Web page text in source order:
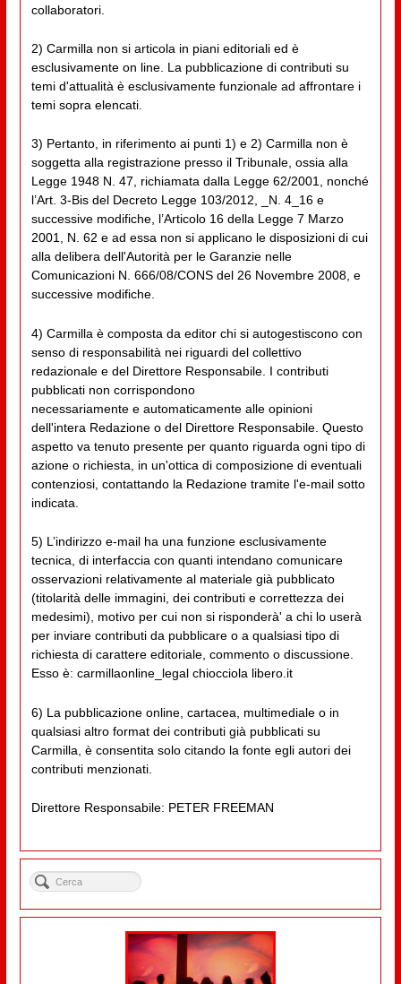
collaboratori.
2) Carmilla non si articola in piani editoriali ed è
esclusivamente on line. La pubblicazione di contributi su
temi d'attualità è esclusivamente funzionale ad affrontare i
temi sopra elencati.
3) Pertanto, in riferimento ai punti 1) e 2) Carmilla non è
soggetta alla registrazione presso il Tribunale, ossia alla
Legge 1948 N. 47, richiamata dalla Legge 62/2001, nonché
l’Art. 3-Bis del Decreto Legge 103/2012, _N. 4_16 e
successive modifiche, l’Articolo 16 della Legge 7 Marzo
2001, N. 62 e ad essa non si applicano le disposizioni di cui
alla delibera dell'Autorità per le Garanzie nelle
Comunicazioni N. 666/08/CONS del 26 Novembre 2008, e
successive modifiche.
4) Carmilla è composta da editor chi si autogestiscono con
senso di responsabilità nei riguardi del collettivo
redazionale e del Direttore Responsabile. I contributi
pubblicati non corrispondono
necessariamente e automaticamente alle opinioni
dell'intera Redazione o del Direttore Responsabile. Questo
aspetto va tenuto presente per quanto riguarda ogni tipo di
azione o richiesta, in un'ottica di composizione di eventuali
contenziosi, contattando la Redazione tramite l'e-mail sotto
indicata.
5) L’indirizzo e-mail ha una funzione esclusivamente
tecnica, di interfaccia con quanti intendano comunicare
osservazioni relativamente al materiale già pubblicato
(titolarità delle immagini, dei contributi e correttezza dei
medesimi), motivo per cui non si risponderà' a chi lo userà
per inviare contributi da pubblicare o a qualsiasi tipo di
richiesta di carattere editoriale, commento o discussione.
Esso è: carmillaonline_legal chiocciola libero.it
6) La pubblicazione online, cartacea, multimediale o in
qualsiasi altro format dei contributi già pubblicati su
Carmilla, è consentita solo citando la fonte egli autori dei
contributi menzionati.
Direttore Responsabile: PETER FREEMAN